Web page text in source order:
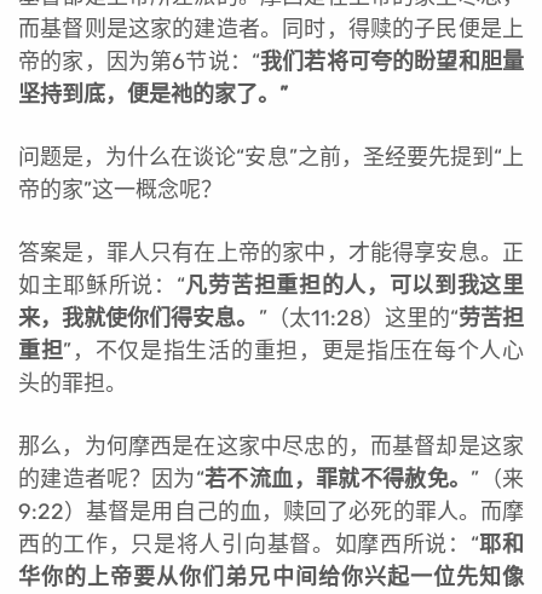
而基督则是这家的建造者。同时，得赎的子民便是上
帝的家，因为第6节说：“我们若将可夸的盼望和胆量
坚持到底，便是祂的家了。”
问题是，为什么在谈论“安息”之前，圣经要先提到“上
帝的家”这一概念呢？
答案是，罪人只有在上帝的家中，才能得享安息。正
如主耶稣所说：“凡劳苦担重担的人，可以到我这里
来，我就使你们得安息。 ”（太11:28）这里的“劳苦担
重担”，不仅是指生活的重担，更是指压在每个人心
头的罪担。
那么，为何摩西是在这家中尽忠的，而基督却是这家
的建造者呢？因为“若不流血，罪就不得赦免。 ”（来
9:22）基督是用自己的血，赎回了必死的罪人。而摩
西的工作，只是将人引向基督。如摩西所说：“耶和
华你的上帝要从你们弟兄中间给你兴起一位先知像